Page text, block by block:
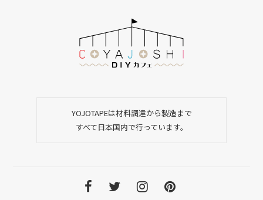
YOJOTAPEは材料調達から製造まで
すべて日本国内で行っています。